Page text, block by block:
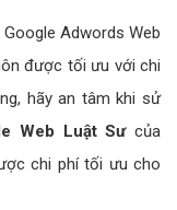
Adwords Web
được tối ưu với chi
hãy an tâm khi sử
Web Luật Sưcủa
chi phí tối ưu cho